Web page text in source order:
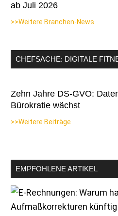
ab Juli 2026
>>Weitere Branchen-News
CHEFSACHE: DIGITALE
Zehn Jahre DS-GVO:
Bürokratie wächst
>>Weitere Beiträge
EMPFOHLENE ARTIKEL